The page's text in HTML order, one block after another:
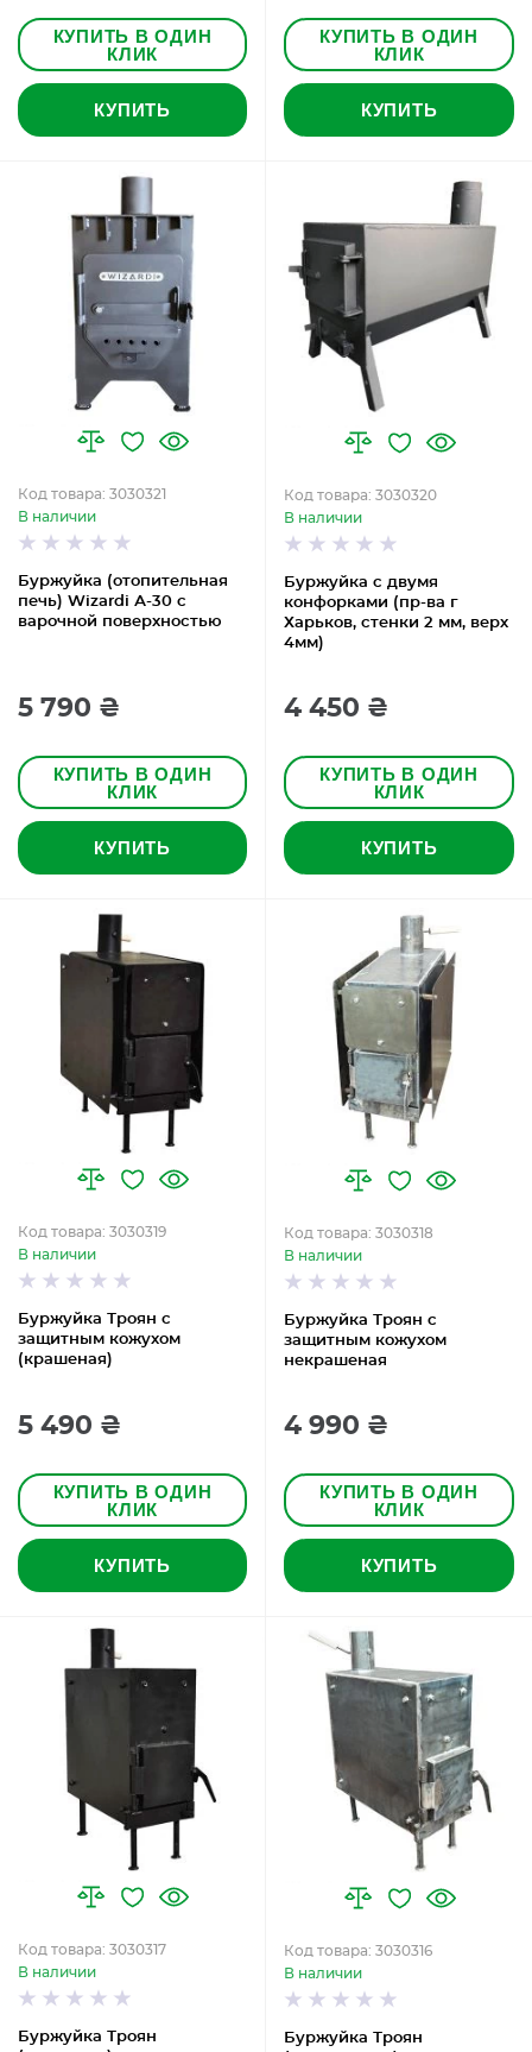
КУПИТЬ В ОДИН
КЛИК
КУПИТЬ
КУПИТЬ В ОДИН
КЛИК
КУПИТЬ
Буржуйка (отопительная
печь) Wizardi А-30 с
варочной поверхностью
Код товара: 3030321
В наличии
5 790 ₴
КУПИТЬ В ОДИН
КЛИК
КУПИТЬ
Буржуйка с двумя
конфорками (пр-ва г
Харьков, стенки 2 мм, верх
4мм)
Код товара: 3030320
В наличии
4 450 ₴
КУПИТЬ В ОДИН
КЛИК
КУПИТЬ
Буржуйка Троян с
защитным кожухом
(крашеная)
Код товара: 3030319
В наличии
5 490 ₴
КУПИТЬ В ОДИН
КЛИК
КУПИТЬ
Буржуйка Троян с
защитным кожухом
некрашеная
Код товара: 3030318
В наличии
4 990 ₴
КУПИТЬ В ОДИН
КЛИК
КУПИТЬ
Буржуйка Троян
Код товара: 3030317
В наличии
Буржуйка Троян
Код товара: 3030316
В наличии